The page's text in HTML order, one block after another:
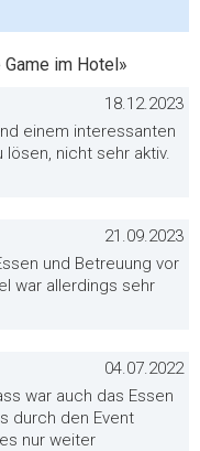
im Hotel»
18.12.2023
einem interessanten
nicht sehr aktiv.
21.09.2023
und Betreuung vor
war allerdings sehr
04.07.2022
war auch das Essen
durch den Event
nur weiter